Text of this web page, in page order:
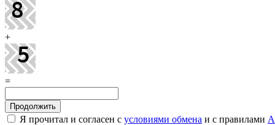
+
=
Я прочитал и согласен с условиями обмена и с правилами